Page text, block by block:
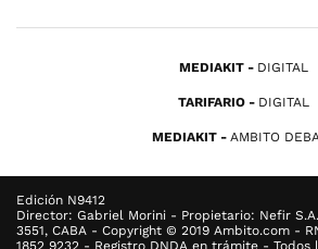
MEDIAKIT DIGITAL
TARIFARIO DIGITAL
MEDIAKIT AMBITO
Edición N9412
Director: Gabriel Morini - Propietario: Nefir
3551, CABA - Copyright © 2019 Ambito.com -
1852 9232 - Registro DNDA en trámite - Todos